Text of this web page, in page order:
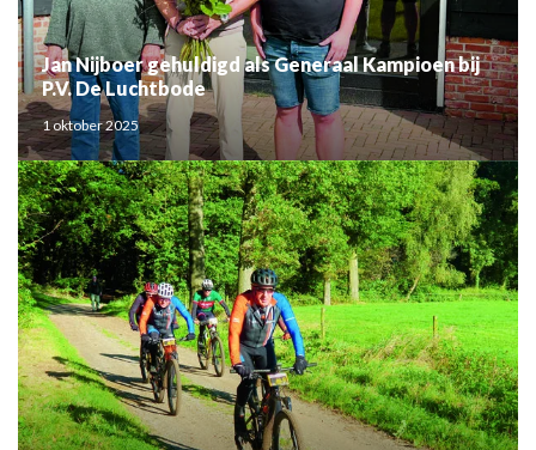
Jan Nijboer gehuldigd als Generaal Kampioen bij
P.V. De Luchtbode
1 oktober 2025